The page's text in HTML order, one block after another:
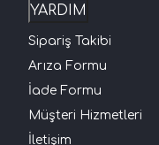
YARDIM
Sipariş Takibi
Arıza Formu
İade Formu
Müşteri Hizmetleri
İletişim